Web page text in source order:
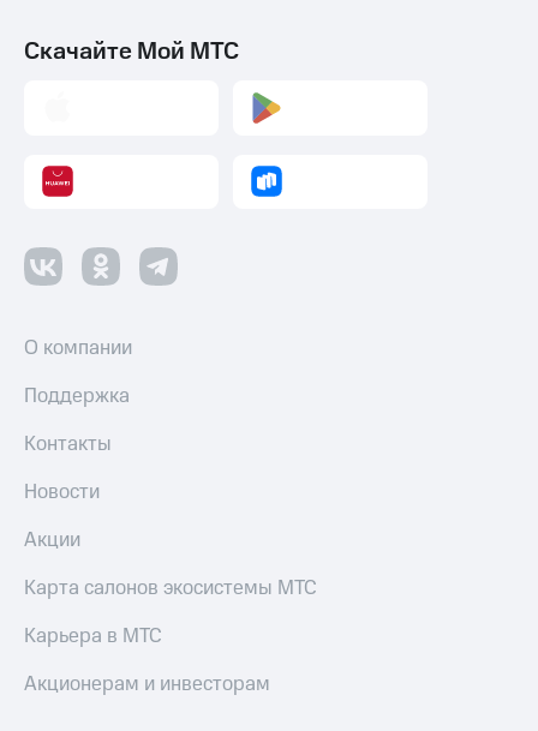
Скачайте Мой МТС
О компании
Поддержка
Контакты
Новости
Акции
Карта салонов экосистемы МТС
Карьера в МТС
Акционерам и инвесторам